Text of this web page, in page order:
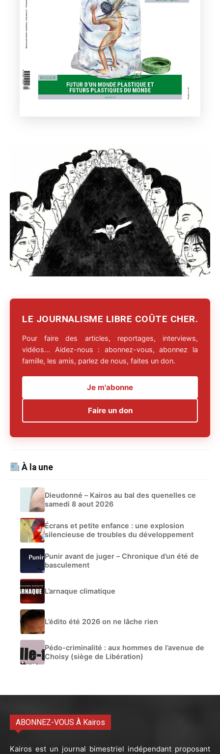
LE JOURNALISME LIBRE COÛTE CHER.
Pour faire des articles, reportages, interviews,
vidéos… Aidez-nous : abonnez-vous, abonnez la
famille, les amis, parlez de nous, faites un don.
Je m'abonne
Faire un don
À la une
Dieudonné – Kairos au bal des quenelles ce
samedi 8 aout 2026
Écrans et petite enfance : une explosion
silencieuse de troubles du développement
Punir avant de juger – Chronique d’un été de
basculement
L’arnaque climatique
L’édito été 2026 on ne lâche rien
Pédo-criminalité : aux hommes de l’avenue de
Choisy (siège de Libération)
ABONNEZ-VOUS À Kairos
Kairos est un journal bimestriel indépendant proposant